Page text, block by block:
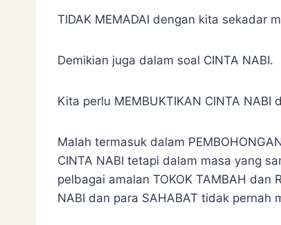
TIDAK MEMADAI dengan kita sekadar
Demikian juga dalam soal CINTA NABI.
Kita perlu MEMBUKTIKAN CINTA NABI
Malah termasuk dalam
CINTA NABI tetapi dalam masa yang
pelbagai amalan TOKOK TAMBAH dan
NABI dan para SAHABAT tidak pernah